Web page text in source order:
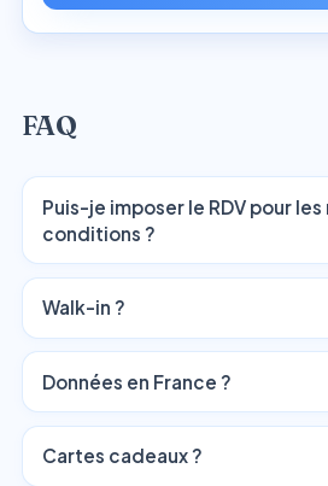
FAQ
Puis-je imposer le RDV pour
conditions ?
Walk-in ?
Données en France ?
Cartes cadeaux ?